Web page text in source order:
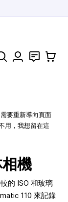
聯絡 購物車
要重新導向頁面
用，我想留在這
機
的 ISO 和玻璃
110 來記錄